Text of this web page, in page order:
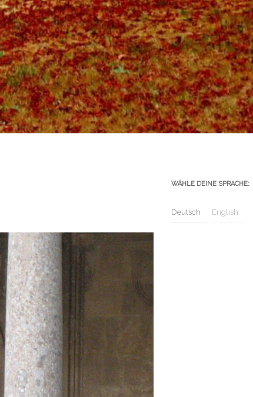
WÄHLE DEINE SPRACHE:
Deutsch English